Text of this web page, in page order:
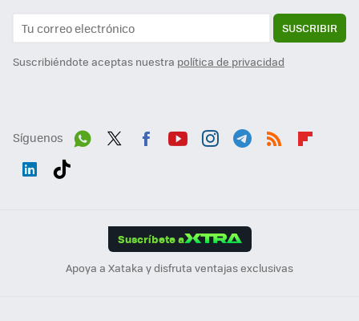
SUSCRIBIR
Suscribiéndote aceptas nuestra política de privacidad
Síguenos
Suscríbete a
Apoya a Xataka y disfruta ventajas exclusivas